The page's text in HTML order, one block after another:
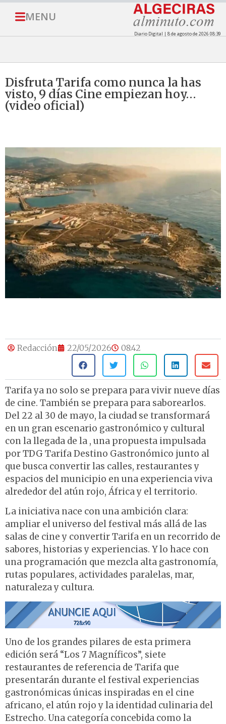
MENU
Diario Digital | 8 de agosto de 2026 08:39
Disfruta Tarifa como nunca la has
visto, 9 días Cine empiezan hoy…
(video oficial)
Redacción 22/05/2026 08:42
Tarifa ya no solo se prepara para vivir nueve días
de cine. También se prepara para saborearlos.
Del 22 al 30 de mayo, la ciudad se transformará
en un gran escenario gastronómico y cultural
con la llegada de la , una propuesta impulsada
por TDG Tarifa Destino Gastronómico junto al
que busca convertir las calles, restaurantes y
espacios del municipio en una experiencia viva
alrededor del atún rojo, África y el territorio.
La iniciativa nace con una ambición clara:
ampliar el universo del festival más allá de las
salas de cine y convertir Tarifa en un recorrido de
sabores, historias y experiencias. Y lo hace con
una programación que mezcla alta gastronomía,
rutas populares, actividades paralelas, mar,
naturaleza y cultura.
Uno de los grandes pilares de esta primera
edición será “Los 7 Magníficos”, siete
restaurantes de referencia de Tarifa que
presentarán durante el festival experiencias
gastronómicas únicas inspiradas en el cine
africano, el atún rojo y la identidad culinaria del
Estrecho. Una categoría concebida como la